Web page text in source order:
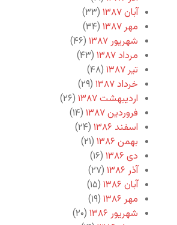
آبان ۱۳۸۷
(۳۳)
مهر ۱۳۸۷
(۳۴)
شهریور ۱۳۸۷
(۴۶)
مرداد ۱۳۸۷
(۴۳)
تیر ۱۳۸۷
(۴۸)
خرداد ۱۳۸۷
(۲۹)
اردیبهشت ۱۳۸۷
(۲۶)
فروردین ۱۳۸۷
(۱۴)
اسفند ۱۳۸۶
(۲۴)
بهمن ۱۳۸۶
(۲۱)
دی ۱۳۸۶
(۱۶)
آذر ۱۳۸۶
(۲۷)
آبان ۱۳۸۶
(۱۵)
مهر ۱۳۸۶
(۱۹)
شهریور ۱۳۸۶
(۲۰)